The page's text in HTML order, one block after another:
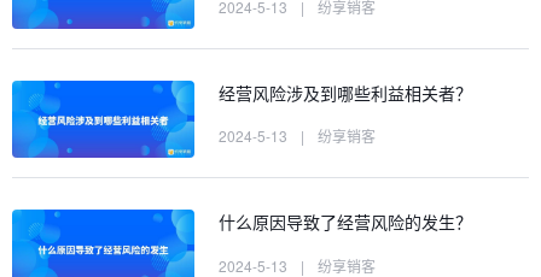
2024-5-13 | 纷享销客
经营风险涉及到哪些利益相关者？
2024-5-13 | 纷享销客
什么原因导致了经营风险的发生？
2024-5-13 | 纷享销客